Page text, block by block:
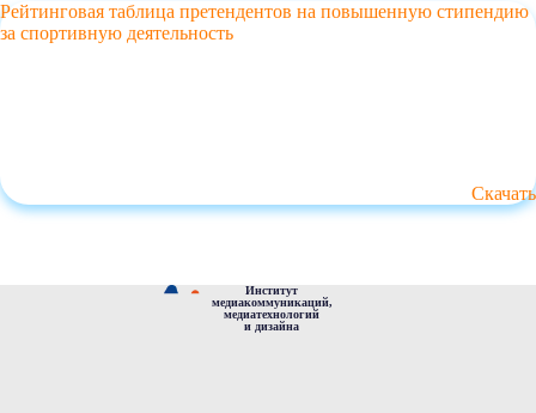
Рейтинговая таблица претендентов на повышенную стипендию
за спортивную деятельность
Скачать
Институт
медиакоммуникаций,
медиатехнологий
и дизайна